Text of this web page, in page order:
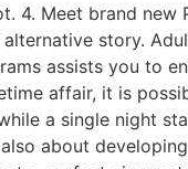
4. Meet brand
alternative story.
assists you to
affair, it is
a single night
about